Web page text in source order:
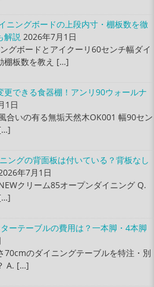
ニングボードの上段内寸・棚板数を徹
解説 2026年7月1日
グボードとアイクーリ60センチ幅ダイ
棚板数を教え […]
できる食器棚！アンリ90ウォールナ
1日
合いの有る無垢天然木OK001 幅90セン
ングの背面板は付いている？背板なし
年7月1日
クリーム85オープンダイニング Q.
ーテーブルの費用は？一本脚・4本脚
のダイニングテーブルを特注・別
A. […]